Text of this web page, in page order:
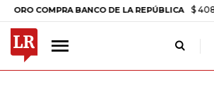
BANCO DE LA REPÚBLICA $ 408.498,97